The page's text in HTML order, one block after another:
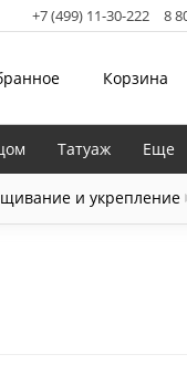
+7 (499) 11-30-222 8
Корзина
и укрепление
Татуаж Еще